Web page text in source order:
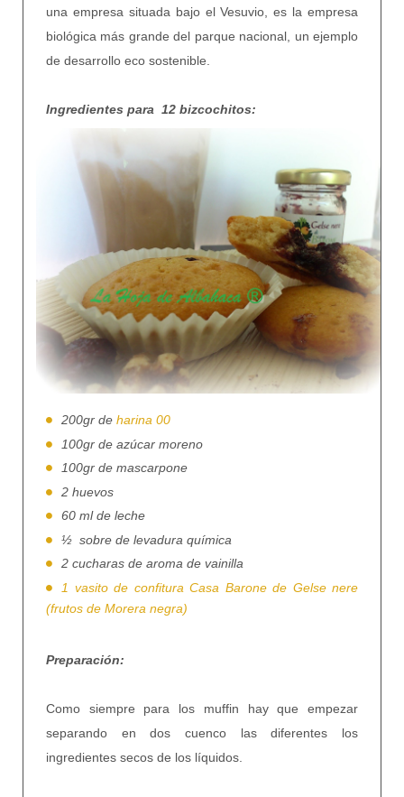
una empresa situada bajo el Vesuvio, es la empresa
biológica más grande del parque nacional, un ejemplo
de desarrollo eco sostenible.
Ingredientes para 12 bizcochitos:
200gr de harina 00
100gr de azúcar moreno
100gr de mascarpone
2 huevos
60 ml de leche
½ sobre de levadura química
2 cucharas de aroma de vainilla
1 vasito de confitura Casa Barone de Gelse nere
(frutos de Morera negra)
Preparación:
Como siempre para los muffin hay que empezar
separando en dos cuenco las diferentes los
ingredientes secos de los líquidos.